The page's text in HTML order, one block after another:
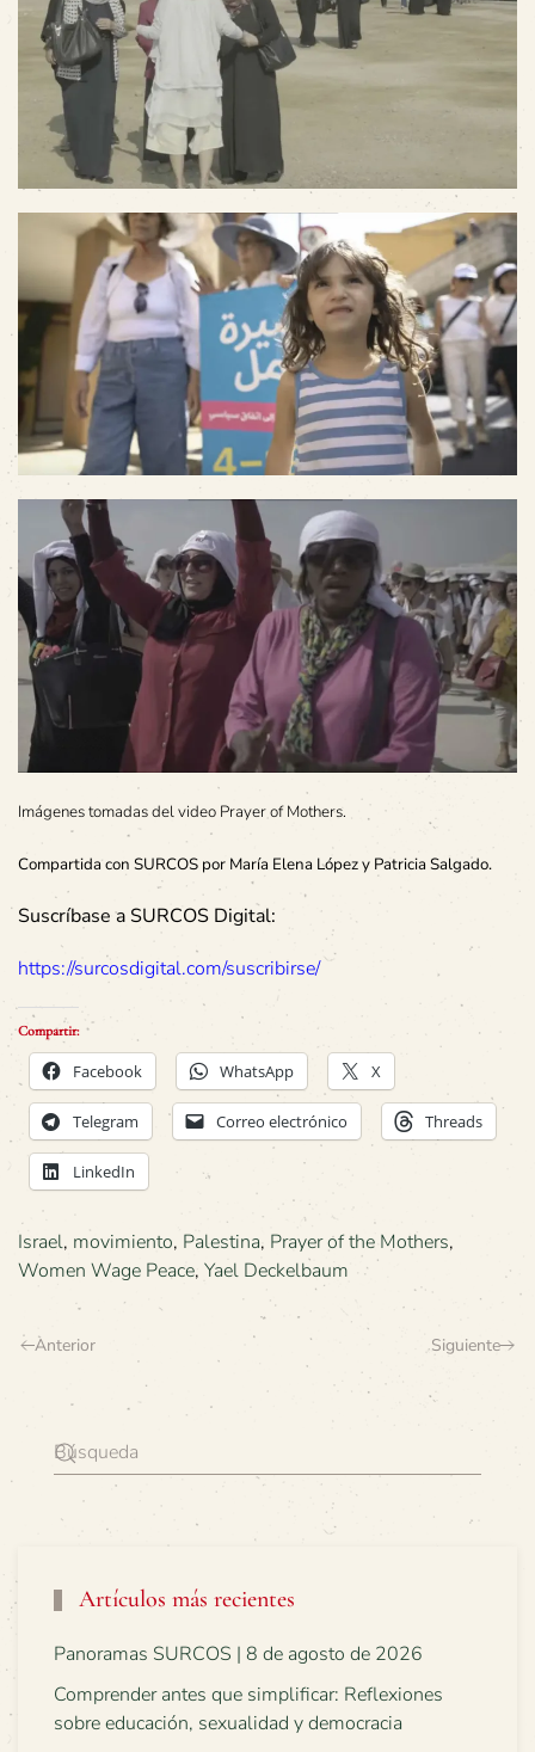
Imágenes tomadas del video Prayer of Mothers.
Compartida con SURCOS por María Elena López y Patricia Salgado.
Suscríbase a SURCOS Digital:
https://surcosdigital.com/suscribirse/
Compartir:
Facebook WhatsApp X
Telegram Correo electrónico Threads
LinkedIn
Israel, movimiento, Palestina, Prayer of the Mothers,
Women Wage Peace, Yael Deckelbaum
Anterior Siguiente
Artículos más recientes
Panoramas SURCOS | 8 de agosto de 2026
Comprender antes que simplificar: Reflexiones
sobre educación, sexualidad y democracia